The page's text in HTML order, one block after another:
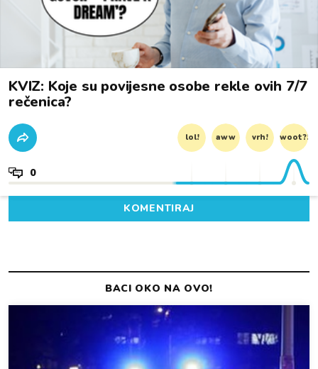
KVIZ: Koje su povijesne osobe rekle ovih 7/7
rečenica?
lol! aww vrh! woot?!
0
KOMENTIRAJ